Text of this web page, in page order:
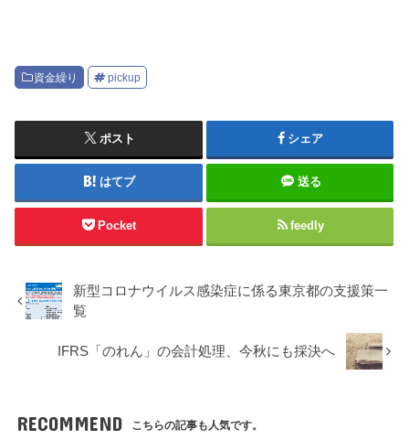
資金繰り pickup
ポスト シェア
はてブ 送る
Pocket feedly
新型コロナウイルス感染症に係る東京都の支援策一
覧
IFRS「のれん」の会計処理、今秋にも採決へ
RECOMMEND こちらの記事も人気です。